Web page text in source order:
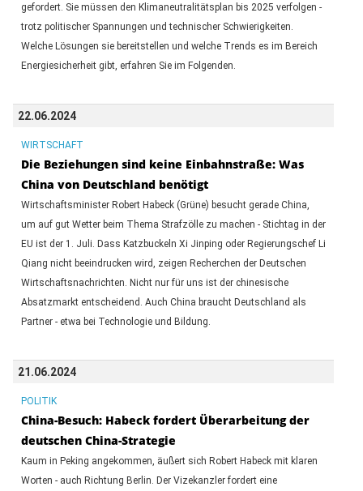
gefordert. Sie müssen den Klimaneutralitätsplan bis 2025 verfolgen -
trotz politischer Spannungen und technischer Schwierigkeiten.
Welche Lösungen sie bereitstellen und welche Trends es im Bereich
Energiesicherheit gibt, erfahren Sie im Folgenden.
22.06.2024
WIRTSCHAFT
Die Beziehungen sind keine Einbahnstraße: Was
China von Deutschland benötigt
Wirtschaftsminister Robert Habeck (Grüne) besucht gerade China,
um auf gut Wetter beim Thema Strafzölle zu machen - Stichtag in der
EU ist der 1. Juli. Dass Katzbuckeln Xi Jinping oder Regierungschef Li
Qiang nicht beeindrucken wird, zeigen Recherchen der Deutschen
Wirtschaftsnachrichten. Nicht nur für uns ist der chinesische
Absatzmarkt entscheidend. Auch China braucht Deutschland als
Partner - etwa bei Technologie und Bildung.
21.06.2024
POLITIK
China-Besuch: Habeck fordert Überarbeitung der
deutschen China-Strategie
Kaum in Peking angekommen, äußert sich Robert Habeck mit klaren
Worten - auch Richtung Berlin. Der Vizekanzler fordert eine